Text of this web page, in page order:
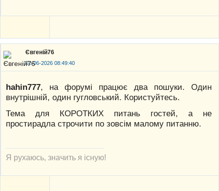
Євгеній76
02-06-2026 08:49:40
hahin777, на форумі працює два пошуки. Один
внутрішній, один гугловський. Користуйтесь.
Тема для КОРОТКИХ питань гостей, а не
простирадла строчити по зовсім малому питанню.
Я рухаюсь, значить я існую!